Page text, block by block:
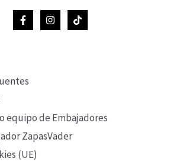
equipo de Embajadores
ZapasVader
(UE)